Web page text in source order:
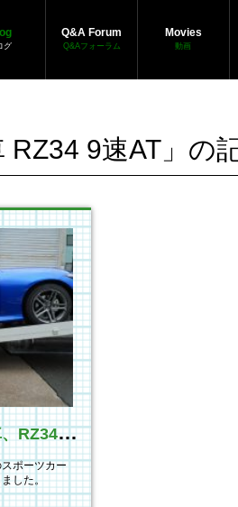
グ
Q&A Forum
Q&Aフォーラム
Movies
動画
9速AT」の
M
IDORIのデモカーが納車、RZ34 9速AT
ポーツカー
した。